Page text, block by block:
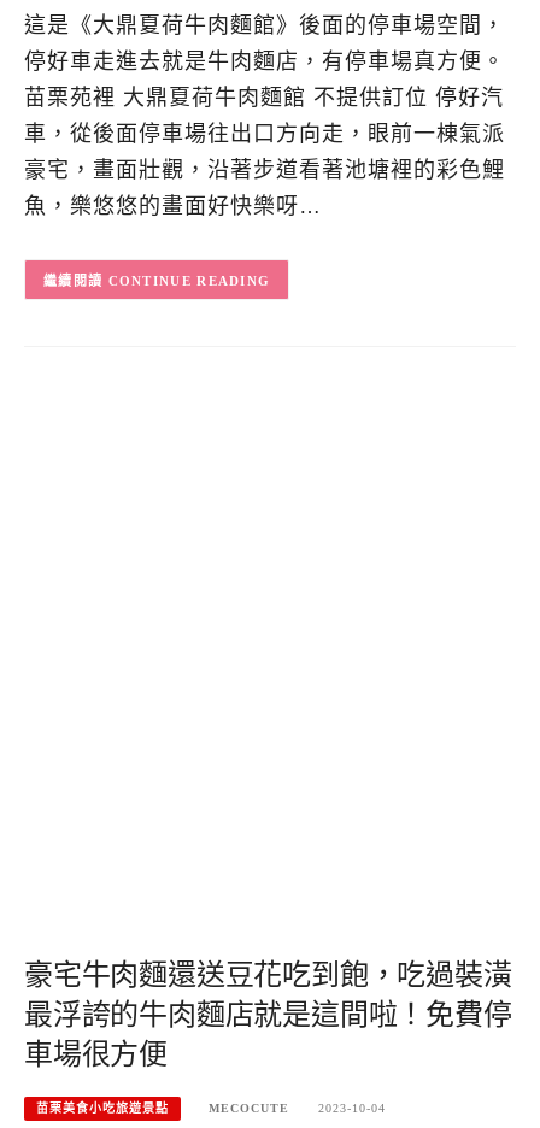
這是《大鼎夏荷牛肉麵館》後面的停車場空間，
停好車走進去就是牛肉麵店，有停車場真方便。
苗栗苑裡 大鼎夏荷牛肉麵館 不提供訂位 停好汽
車，從後面停車場往出口方向走，眼前一棟氣派
豪宅，畫面壯觀，沿著步道看著池塘裡的彩色鯉
魚，樂悠悠的畫面好快樂呀…
CONTINUE READING
豪宅牛肉麵還送豆花吃到飽，吃過裝潢
最浮誇的牛肉麵店就是這間啦！免費停
車場很方便
苗栗美食小吃旅遊景點 MECOCUTE 2023-10-04